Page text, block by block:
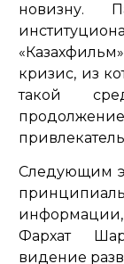
новизну.
кризис, из
такой
Следующим
Фархат
видение